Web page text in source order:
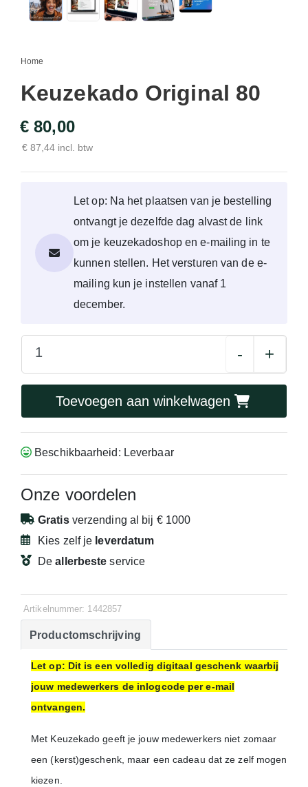
Home
Keuzekado Original 80
€ 80,00
€ 87,44 incl. btw
Let op: Na het plaatsen van je bestelling
ontvangt je dezelfde dag alvast de link
om je keuzekadoshop en e-mailing in te
kunnen stellen. Het versturen van de e-
mailing kun je instellen vanaf 1
december.
- +
Toevoegen aan winkelwagen
Beschikbaarheid: Leverbaar
Onze voordelen
Gratisverzending al bij € 1000
Kies zelf je leverdatum
Deallerbeste service
Artikelnummer: 1442857
Productomschrijving
Let op: Dit is een volledig digitaal geschenk waarbij
jouw medewerkers de inlogcode per e-mail
ontvangen.
Met Keuzekado geeft je jouw medewerkers niet zomaar
een (kerst)geschenk, maar een cadeau dat ze zelf mogen
kiezen.